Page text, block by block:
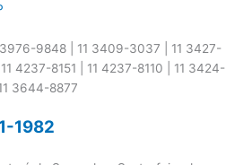
9848 | 11 3409-3037 | 11 3427-
4237-8151 | 11 4237-8110 | 11 3424-
3644-8877
1982